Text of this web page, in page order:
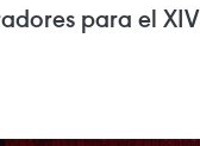
para el